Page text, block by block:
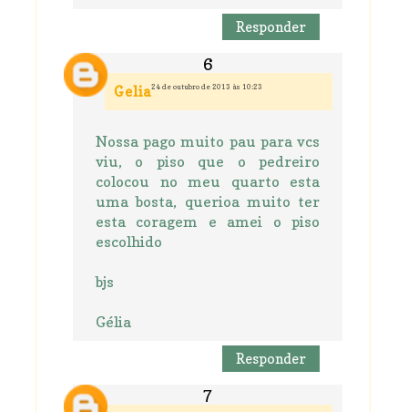
Responder
Gelia24 de outubro de 2013 às 10:23
Nossa pago muito pau para vcs
viu, o piso que o pedreiro
colocou no meu quarto esta
uma bosta, querioa muito ter
esta coragem e amei o piso
escolhido
bjs
Gélia
Responder